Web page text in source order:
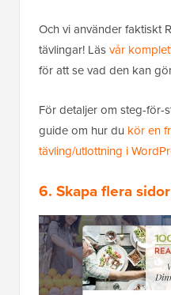
Och vi använder faktiskt
tävlingar! Läsvår
för att se vad den kan
För detaljer om steg-för-
guide om hur du kör en
tävling/utlottning i
6. Skapa flera